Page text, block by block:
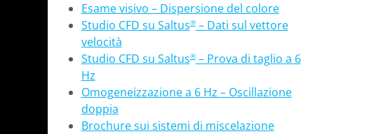
Esame visivo – Dispersione del colore
Studio CFD su Saltus®– Dati sul vettore
velocità
Studio CFD su Saltus®– Prova di taglio a 6
Hz
Omogeneizzazione a 6 Hz – Oscillazione
doppia
Brochure sui sistemi di miscelazione